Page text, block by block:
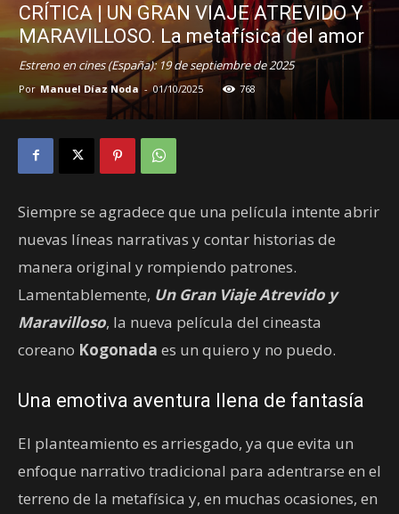
CRÍTICA | UN GRAN VIAJE ATREVIDO Y
MARAVILLOSO. La metafísica del amor
Estreno en cines (España): 19 de septiembre de 2025
Por Manuel Díaz Noda - 01/10/2025 768
Siempre se agradece que una película intente abrir
nuevas líneas narrativas y contar historias de
manera original y rompiendo patrones.
Lamentablemente, Un Gran Viaje Atrevido y
Maravilloso, la nueva película del cineasta
coreano Kogonada es un quiero y no puedo.
Una emotiva aventura llena de fantasía
El planteamiento es arriesgado, ya que evita un
enfoque narrativo tradicional para adentrarse en el
terreno de la metafísica y, en muchas ocasiones, en